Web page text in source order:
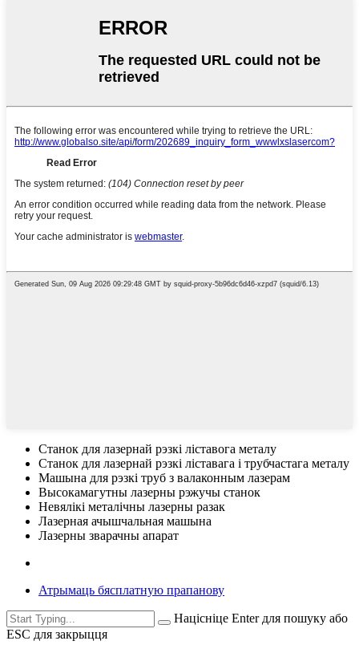
Станок для лазернай рэзкі ліставога металу
Станок для лазернай рэзкі ліставага і трубчастага металу
Машына для рэзкі труб з валаконным лазерам
Высокамагутны лазерны рэжучы станок
Невялікі металічны лазерны разак
Лазерная ачышчальная машына
Лазерны зварачны апарат
Атрымаць бясплатную прапанову
Націсніце Enter для пошуку або
ESC для закрыцця